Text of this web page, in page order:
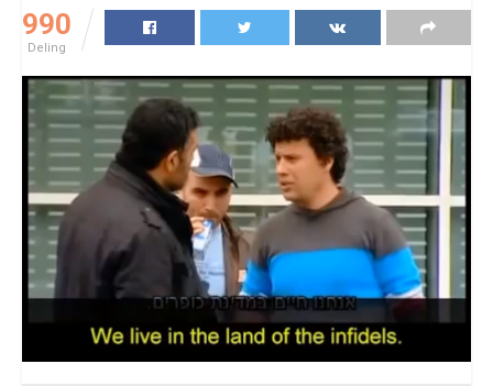
990
Deling